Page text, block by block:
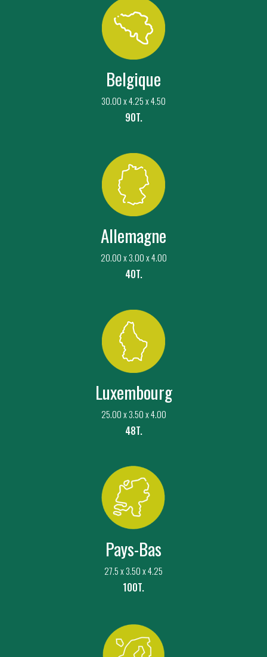
Belgique
30.00 x 4.25 x 4.50
90T.
Allemagne
20.00 x 3.00 x 4.00
40T.
Luxembourg
25.00 x 3.50 x 4.00
48T.
Pays-Bas
27.5 x 3.50 x 4.25
100T.